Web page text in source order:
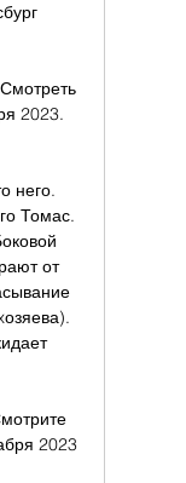
2023.
него.
Томас.
от
2023